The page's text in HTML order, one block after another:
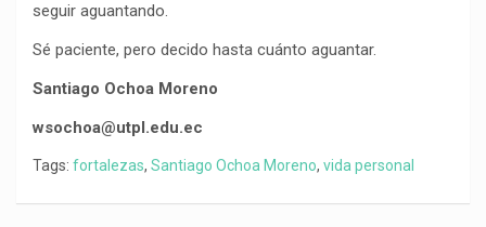
seguir aguantando.
Sé paciente, pero decido hasta cuánto aguantar.
Santiago Ochoa Moreno
wsochoa@utpl.edu.ec
Tags: fortalezas, Santiago Ochoa Moreno, vida personal